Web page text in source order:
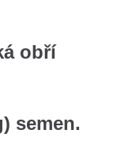
obří
semen.